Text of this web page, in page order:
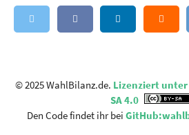
© 2025 WahlBilanz.de. Lizenziert unter
SA 4.0
Den Code findet ihr bei